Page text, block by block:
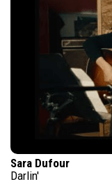
Sara Dufour
Darlin'